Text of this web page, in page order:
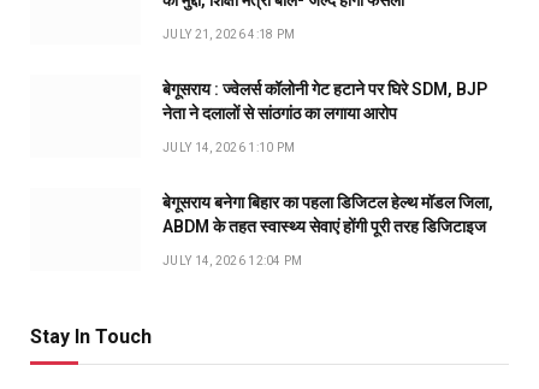
JULY 21, 2026 4:18 PM
बेगूसराय : ज्वेलर्स कॉलोनी गेट हटाने पर घिरे SDM, BJP
नेता ने दलालों से सांठगांठ का लगाया आरोप
JULY 14, 2026 1:10 PM
बेगूसराय बनेगा बिहार का पहला डिजिटल हेल्थ मॉडल जिला,
ABDM के तहत स्वास्थ्य सेवाएं होंगी पूरी तरह डिजिटाइज
JULY 14, 2026 12:04 PM
Stay In Touch